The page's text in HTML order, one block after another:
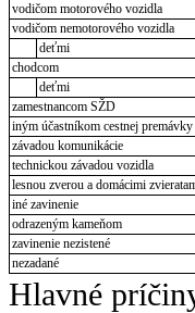
vodičom motorového vozidla
vodičom nemotorového vozidla
deťmi
chodcom
deťmi
zamestnancom SŽD
iným účastníkom cestnej premávky
závadou komunikácie
technickou závadou vozidla
lesnou zverou a domácimi
iné zavinenie
odrazeným kameňom
zavinenie nezistené
nezadané
Hlavné